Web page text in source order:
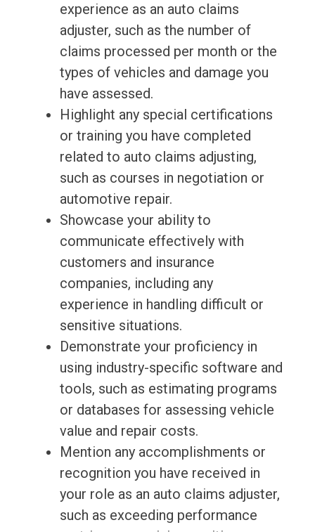
experience as an auto claims
adjuster, such as the number of
claims processed per month or the
types of vehicles and damage you
have assessed.
Highlight any special certifications
or training you have completed
related to auto claims adjusting,
such as courses in negotiation or
automotive repair.
Showcase your ability to
communicate effectively with
customers and insurance
companies, including any
experience in handling difficult or
sensitive situations.
Demonstrate your proficiency in
using industry-specific software and
tools, such as estimating programs
or databases for assessing vehicle
value and repair costs.
Mention any accomplishments or
recognition you have received in
your role as an auto claims adjuster,
such as exceeding performance